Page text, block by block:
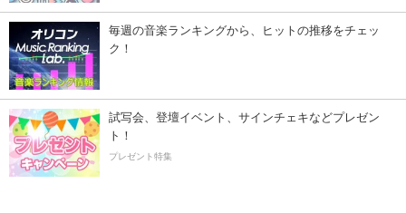
毎週の音楽ランキングから、ヒットの推移をチェッ
ク！
試写会、登壇イベント、サインチェキなどプレゼン
ト！
プレゼント特集